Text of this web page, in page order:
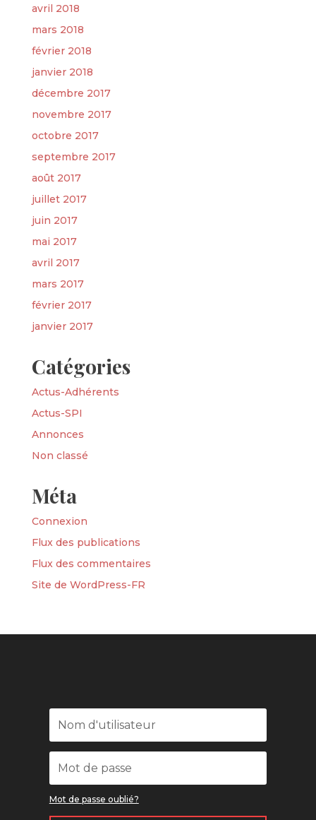
avril 2018
mars 2018
février 2018
janvier 2018
décembre 2017
novembre 2017
octobre 2017
septembre 2017
août 2017
juillet 2017
juin 2017
mai 2017
avril 2017
mars 2017
février 2017
janvier 2017
Catégories
Actus-Adhérents
Actus-SPI
Annonces
Non classé
Méta
Connexion
Flux des publications
Flux des commentaires
Site de WordPress-FR
Mot de passe oublié?